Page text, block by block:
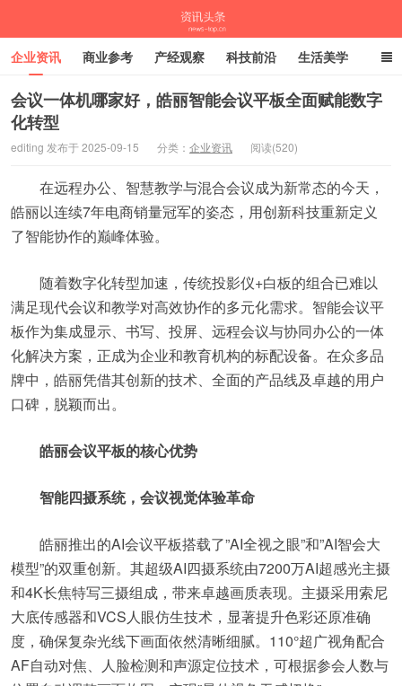
资讯头条
企业资讯 商业参考 产经观察 科技前沿 生活美学
时尚潮流 母婴亲子 专栏
会议一体机哪家好，皓丽智能会议平板全面赋能数字
化转型
editing 发布于 2025-09-15 分类： 企业资讯 阅读(520)
在远程办公、智慧教学与混合会议成为新常态的今天，
皓丽以连续7年电商销量冠军的姿态，用创新科技重新定义
了智能协作的巅峰体验。
随着数字化转型加速，传统投影仪+白板的组合已难以
满足现代会议和教学对高效协作的多元化需求。智能会议平
板作为集成显示、书写、投屏、远程会议与协同办公的一体
化解决方案，正成为企业和教育机构的标配设备。在众多品
牌中，皓丽凭借其创新的技术、全面的产品线及卓越的用户
口碑，脱颖而出。
皓丽会议平板的核心优势
智能四摄系统，会议视觉体验革命
皓丽推出的AI会议平板搭载了”AI全视之眼”和”AI智会大
模型”的双重创新。其超级AI四摄系统由7200万AI超感光主摄
和4K长焦特写三摄组成，带来卓越画质表现。主摄采用索尼
大底传感器和VCS人眼仿生技术，显著提升色彩还原准确
度，确保复杂光线下画面依然清晰细腻。110°超广视角配合
AF自动对焦、人脸检测和声源定位技术，可根据参会人数与